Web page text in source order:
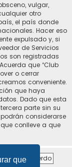
que
vulgar,
otro
el país donde
Hacer eso
expulsado y, si
de Servicios
son registradas
que “Club
o cerrar
conveniente.
que haya
Dado que esta
parte sin su
podrán considerarse
conlleve a que